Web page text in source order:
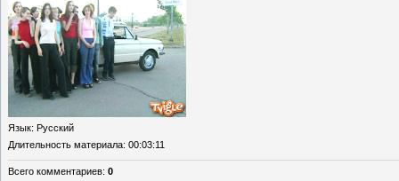
Язык: Русский
Длительность материала: 00:03:11
Всего комментариев: 0